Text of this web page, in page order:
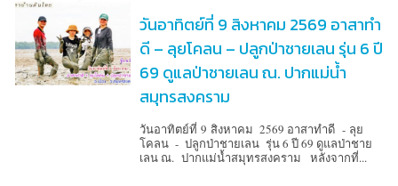
วันอาทิตย์ที่ 9 สิงหาคม 2569 อาสาทำ
ดี – ลุยโคลน – ปลูกป่าชายเลน รุ่น 6 ปี
69 ดูแลป่าชายเลน ณ. ปากแม่น้ำ
สมุทรสงคราม
วันอาทิตย์ที่ 9 สิงหาคม 2569 อาสาทำดี - ลุย
โคลน - ปลูกป่าชายเลน รุ่น 6 ปี 69 ดูแลป่าชาย
เลน ณ. ปากแม่น้ำสมุทรสงคราม หลังจากที่...